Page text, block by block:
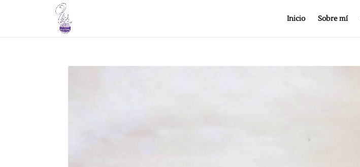
Inicio Sobre mí